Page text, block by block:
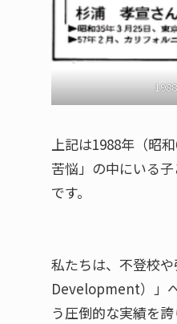
上記は1988年（昭
苦悩」の中にいる
です。
私たちは、不登校
Development）」
う圧倒的な実績を誇